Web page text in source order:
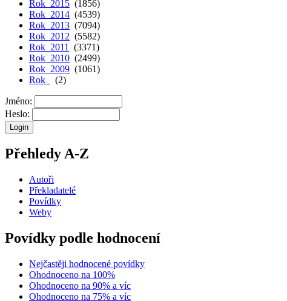
Rok 2015 (1856)
Rok 2014 (4539)
Rok 2013 (7094)
Rok 2012 (5582)
Rok 2011
(3371)
Rok 2010 (2499)
Rok 2009 (1061)
Rok
(2)
Jméno:
Heslo:
Přehledy A-Z
Autoři
Překladatelé
Povídky
Weby
Povídky podle hodnocení
Nejčastěji hodnocené povídky
Ohodnoceno na 100%
Ohodnoceno na 90% a víc
Ohodnoceno na 75% a víc